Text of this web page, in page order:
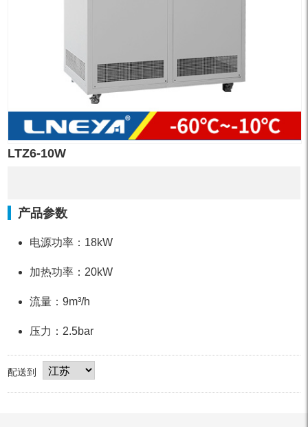
LTZ6-10W
产品参数
电源功率：18kW
加热功率：20kW
流量：9m³/h
压力：2.5bar
配送到